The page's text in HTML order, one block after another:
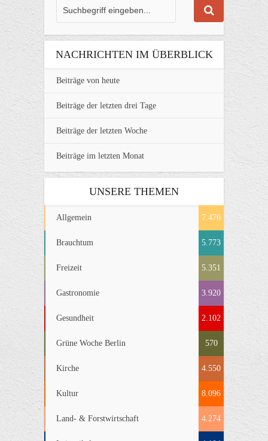
NACHRICHTEN IM ÜBERBLICK
Beiträge von heute
Beiträge der letzten drei Tage
Beiträge der letzten Woche
Beiträge im letzten Monat
UNSERE THEMEN
Allgemein 7.476
Brauchtum 5.773
Freizeit 5.351
Gastronomie 3.920
Gesundheit 2.102
Grüne Woche Berlin 570
Kirche 4.550
Kultur 8.096
Land- & Forstwirtschaft 4.274